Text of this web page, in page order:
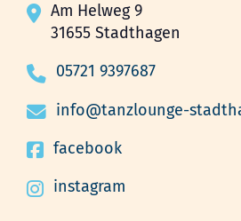
Am Helweg 9
31655 Stadthagen
05721 9397687
info@tanzlounge-
facebook
instagram